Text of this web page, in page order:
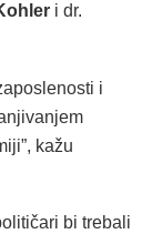
i dr.
i
kažu
bi trebali